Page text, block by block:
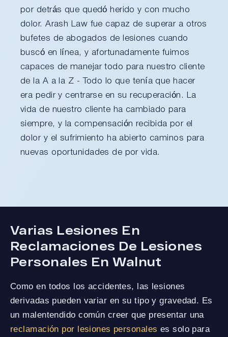
por detrás que quedó herido y con mucho
dolor. Arash Law fue capaz de superar a otros
bufetes de abogados de lesiones cuando
buscó en línea, y afortunadamente fuimos
capaces de manejar todo para nuestro cliente
de la A a la Z - Todo lo que tenía que hacer
era pedir y centrarse en su recuperación. La
vida de nuestro cliente ha cambiado para
siempre, y la compensación recibida por el
dolor y el sufrimiento ha abierto caminos para
nuevas oportunidades de por vida.
Varias Lesiones En
Reclamaciones De Lesiones
Personales En Walnut
Como en todos los accidentes, las lesiones
derivadas pueden variar en su tipo y gravedad. Es
un malentendido común creer que presentar una
reclamación por lesiones personales es solo para